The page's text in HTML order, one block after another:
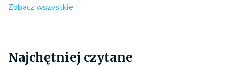
Zobacz wszystkie
Najchętniej czytane